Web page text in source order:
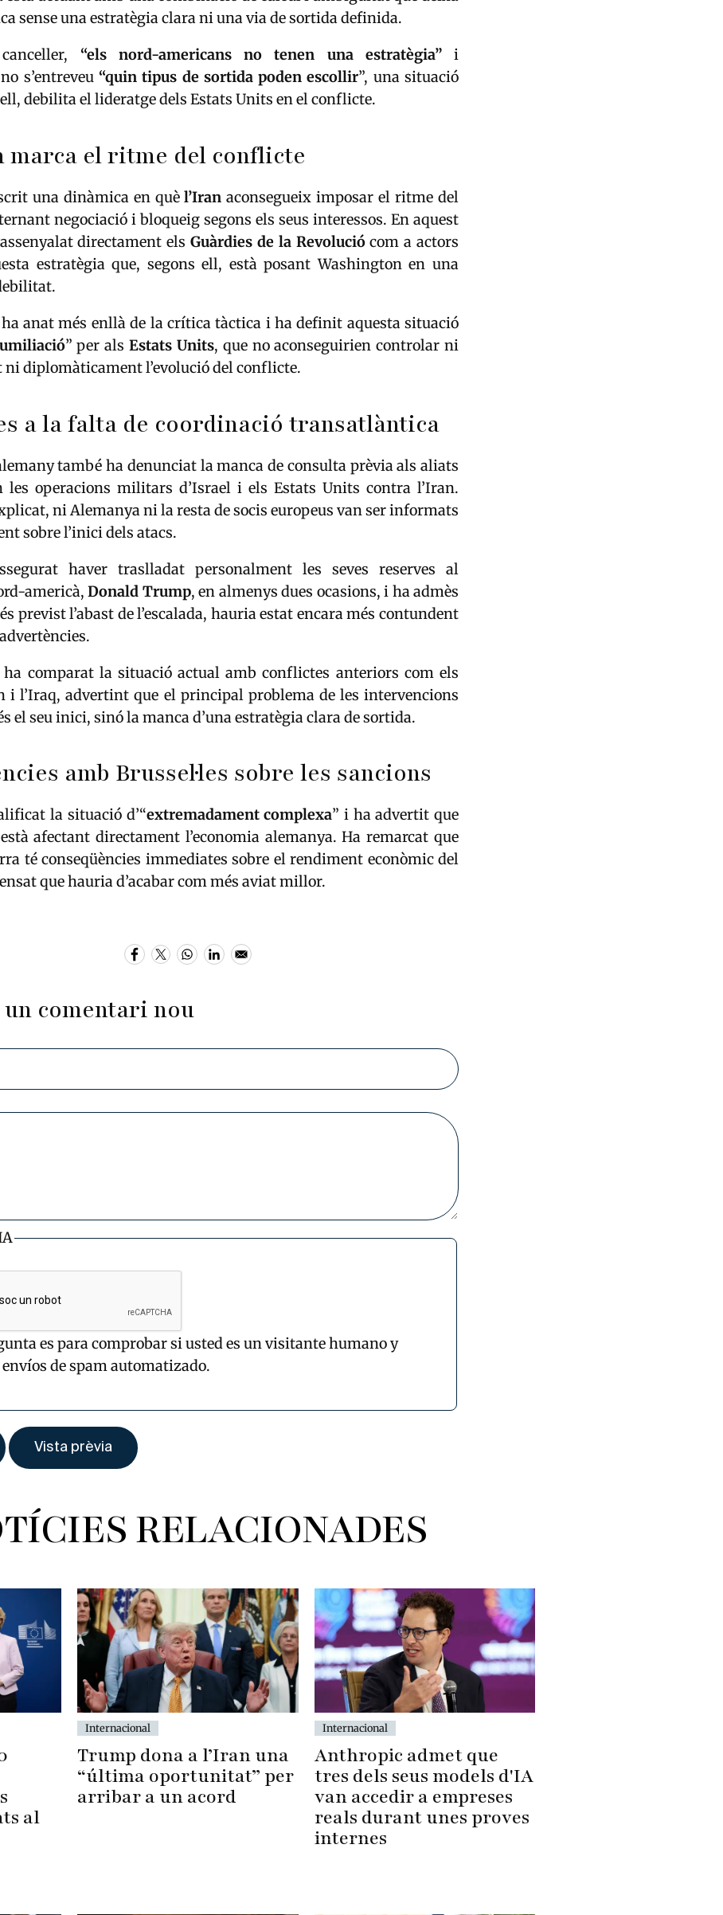
sense una estratègia clara ni una via de sortida definida.
“els nord-americans no tenen una estratègia”i
s’entreveu “quin tipus de sortida poden escollir”, una situació
debilita el lideratge dels Estats Units en el conflicte.
marca el ritme del conflicte
una dinàmica en quèl’Iran aconsegueix imposar el ritme del
negociació i bloqueig segons els seus interessos. En aquest
directament elsGuàrdies de la Revoluciócom a actors
estratègia que, segons ell, està posant Washington en una
anat més enllà de la crítica tàctica i ha definit aquesta situació
” per alsEstats Units, que no aconseguirien controlar ni
diplomàticament l’evolució del conflicte.
a la falta de coordinació transatlàntica
també ha denunciat la manca de consulta prèvia als aliats
les operacions militars d’Israel i els Estats Units contra l’Iran.
ni Alemanya ni la resta de socis europeus van ser informats
sobre l’inici dels atacs.
haver traslladat personalment les seves reserves al
americà, Donald Trump, en almenys dues ocasions, i ha admès
previst l’abast de l’escalada, hauria estat encara més contundent
ha comparat la situació actual amb conflictes anteriors com els
i l’Iraq, advertint que el principal problema de les intervencions
el seu inici, sinó la manca d’una estratègia clara de sortida.
amb Brussel·les sobre les sancions
la situació d’“extremadament complexa” i ha advertit que
afectant directament l’economia alemanya. Ha remarcat que
té conseqüències immediates sobre el rendiment econòmic del
que hauria d’acabar com més aviat millor.
comentari nou
es para comprobar si usted es un visitante humano y
de spam automatizado.
RELACIONADES
al
Internacional
Trump dona a l’Iran una
“última oportunitat” per
arribar a un acord
Internacional
Anthropic admet que
tres dels seus models d'IA
van accedir a empreses
reals durant unes proves
internes